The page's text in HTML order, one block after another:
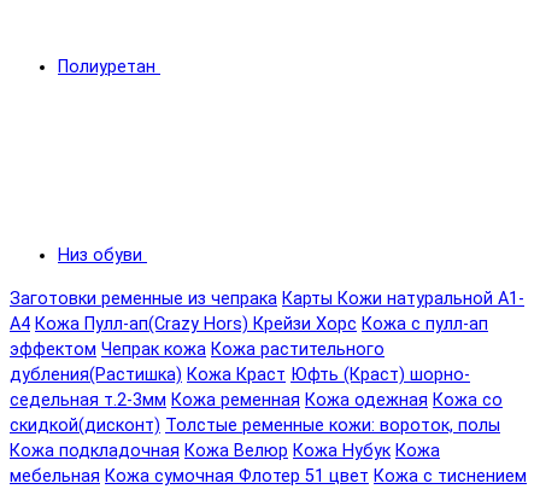
Полиуретан
Низ обуви
Заготовки ременные из чепрака Карты Кожи натуральной А1-
А4 Кожа Пулл-ап(Crazy Hors) Крейзи Хорс Кожа с пулл-ап
эффектом Чепрак кожа Кожа растительного
дубления(Растишка) Кожа Краст Юфть (Краст) шорно-
седельная т.2-3мм Кожа ременная Кожа одежная Кожа со
скидкой(дисконт) Толстые ременные кожи: вороток, полы
Кожа подкладочная Кожа Велюр Кожа Нубук Кожа
мебельная Кожа сумочная Флотер 51 цвет Кожа с тиснением